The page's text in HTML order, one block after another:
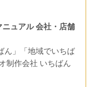
ュアル 会社・店舗
ん」「地域でいちば
制作会社 いちばん